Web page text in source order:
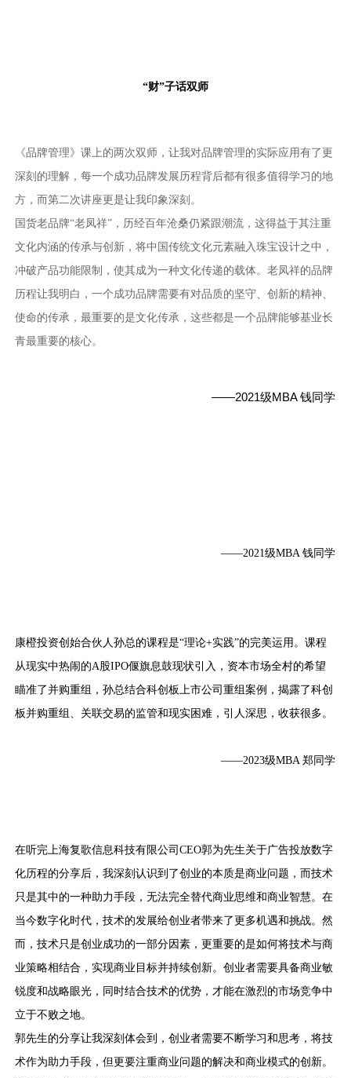
“财”子话双师
《品牌管理》课上的两次双师，让我对品牌管理的实际应用有了更
深刻的理解，每一个成功品牌发展历程背后都有很多值得学习的地
方，而第二次讲座更是让我印象深刻。
国货老品牌“老凤祥”，历经百年沧桑仍紧跟潮流，这得益于其注重
文化内涵的传承与创新，将中国传统文化元素融入珠宝设计之中，
冲破产品功能限制，使其成为一种文化传递的载体。老凤祥的品牌
历程让我明白，一个成功品牌需要有对品质的坚守、创新的精神、
使命的传承，最重要的是文化传承，这些都是一个品牌能够基业长
青最重要的核心。
——2021级MBA 钱同学
——2021级MBA 钱同学
康橙投资创始合伙人孙总的课程是“理论+实践”的完美运用。课程
从现实中热闹的A股IPO偃旗息鼓现状引入，资本市场全村的希望
瞄准了并购重组，孙总结合科创板上市公司重组案例，揭露了科创
板并购重组、关联交易的监管和现实困难，引人深思，收获很多。
——2023级MBA 郑同学
在听完上海复歌信息科技有限公司CEO郭为先生关于广告投放数字
化历程的分享后，我深刻认识到了创业的本质是商业问题，而技术
只是其中的一种助力手段，无法完全替代商业思维和商业智慧。在
当今数字化时代，技术的发展给创业者带来了更多机遇和挑战。然
而，技术只是创业成功的一部分因素，更重要的是如何将技术与商
业策略相结合，实现商业目标并持续创新。创业者需要具备商业敏
锐度和战略眼光，同时结合技术的优势，才能在激烈的市场竞争中
立于不败之地。
郭先生的分享让我深刻体会到，创业者需要不断学习和思考，将技
术作为助力手段，但更要注重商业问题的解决和商业模式的创新。